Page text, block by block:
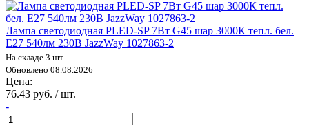
Лампа светодиодная PLED-SP 7Вт G45 шар 3000К тепл. бел.
E27 540лм 230В JazzWay 1027863-2
На складе 3 шт.
Обновлено 08.08.2026
Цена:
76.43 руб. / шт.
-